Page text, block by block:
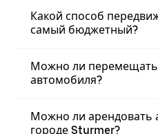
Какой способ
самый бюджетный?
Можно ли
автомобиля?
Можно ли арендовать
городе Sturmer?